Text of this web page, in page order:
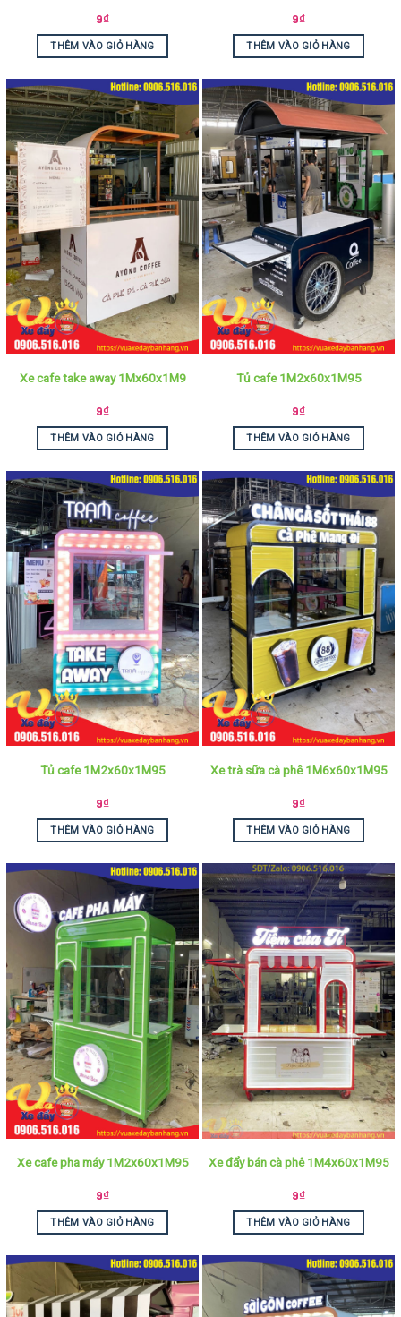
9₫
THÊM VÀO GIỎ HÀNG
9₫
THÊM VÀO GIỎ HÀNG
Xe cafe take away 1Mx60x1M9
9₫
THÊM VÀO GIỎ HÀNG
Tủ cafe 1M2x60x1M95
9₫
THÊM VÀO GIỎ HÀNG
Tủ cafe 1M2x60x1M95
9₫
THÊM VÀO GIỎ HÀNG
Xe trà sữa cà phê 1M6x60x1M95
9₫
THÊM VÀO GIỎ HÀNG
Xe cafe pha máy 1M2x60x1M95
9₫
THÊM VÀO GIỎ HÀNG
Xe đẩy bán cà phê 1M4x60x1M95
9₫
THÊM VÀO GIỎ HÀNG